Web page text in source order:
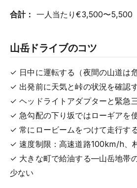
合計： 一人当たり€3,500〜5,500
山岳ドライブのコツ
✓ 日中に運転する（夜間の山道は危
✓ 出発前に天気と峠の状況を確認
✓ ヘッドライトアダプターと緊急
✓ 急勾配の下り坂ではローギアを
✓ 常にロービームをつけて走行す
✓ 速度制限：高速道路100km/h、
✓ 大きな町で給油する—山岳地帯
少ない